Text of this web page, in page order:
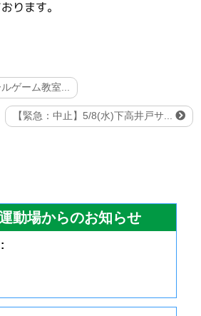
ります。
ゲーム教室...
【緊急：中止】5/8(水)下高井戸サ...
動場からのお知らせ